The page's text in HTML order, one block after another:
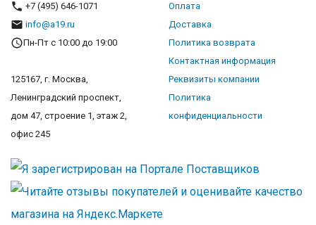
+7 (495) 646-1071
info@a19.ru
Пн-Пт с 10:00 до 19:00
125167, г. Москва,
Ленинградский проспект,
дом 47, строение 1, этаж 2,
офис 245
Оплата
Доставка
Политика возврата
Контактная информация
Реквизиты компании
Политика
конфиденциальности